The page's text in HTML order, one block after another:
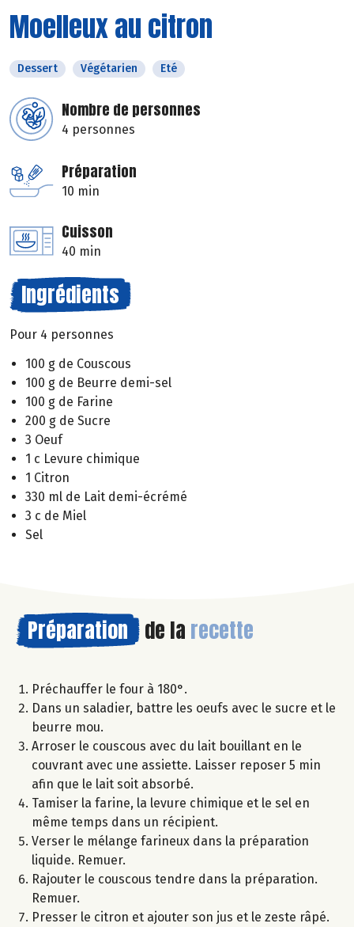
Moelleux au citron
Dessert Végétarien Eté
Nombre de personnes
4 personnes
Préparation
10 min
Cuisson
40 min
Ingrédients
Pour 4 personnes
100 g de Couscous
100 g de Beurre demi-sel
100 g de Farine
200 g de Sucre
3 Oeuf
1 c Levure chimique
1 Citron
330 ml de Lait demi-écrémé
3 c de Miel
Sel
Préparation de la recette
Préchauffer le four à 180°.
Dans un saladier, battre les oeufs avec le sucre et le
beurre mou.
Arroser le couscous avec du lait bouillant en le
couvrant avec une assiette. Laisser reposer 5 min
afin que le lait soit absorbé.
Tamiser la farine, la levure chimique et le sel en
même temps dans un récipient.
Verser le mélange farineux dans la préparation
liquide. Remuer.
Rajouter le couscous tendre dans la préparation.
Remuer.
Presser le citron et ajouter son jus et le zeste râpé.